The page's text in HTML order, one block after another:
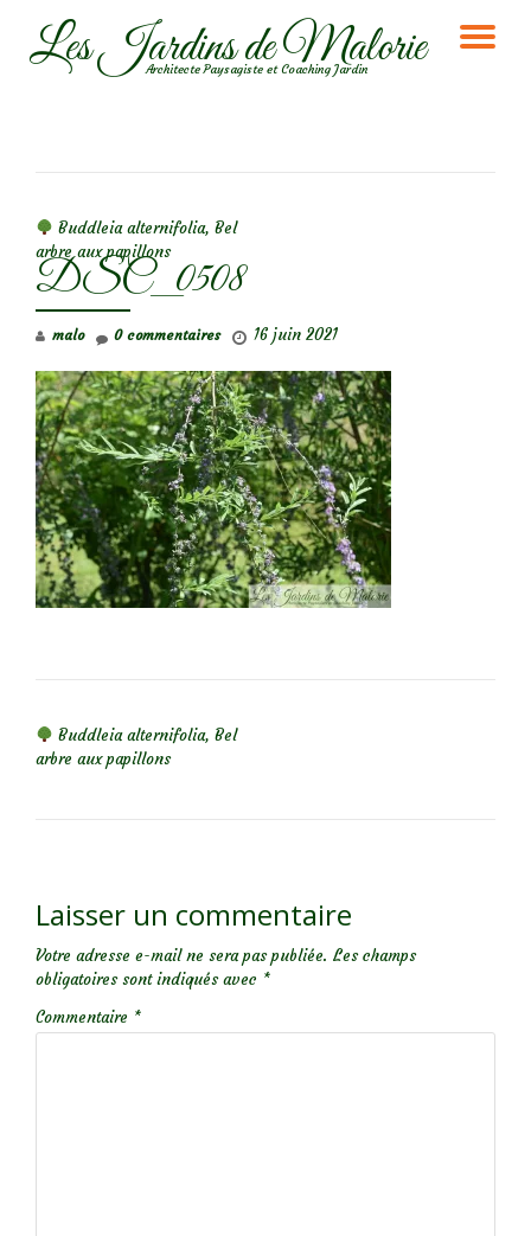
AllerLes Jardins de Malorie
Architecte Paysagiste et Coaching Jardin
Buddleia alternifolia, Bel
arbre aux papillons
DSC_0508
malo 16 juin 2021
0 commentaires
Buddleia alternifolia, Bel
arbre aux papillons
Laisser un commentaire
Votre adresse e-mail ne sera pas publiée. Les champs
obligatoires sont indiqués avec *
Commentaire *